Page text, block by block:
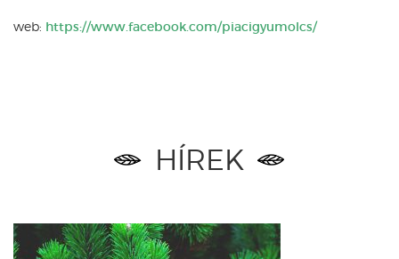
web: https://www.facebook.com/piacigyumolcs/
HÍREK